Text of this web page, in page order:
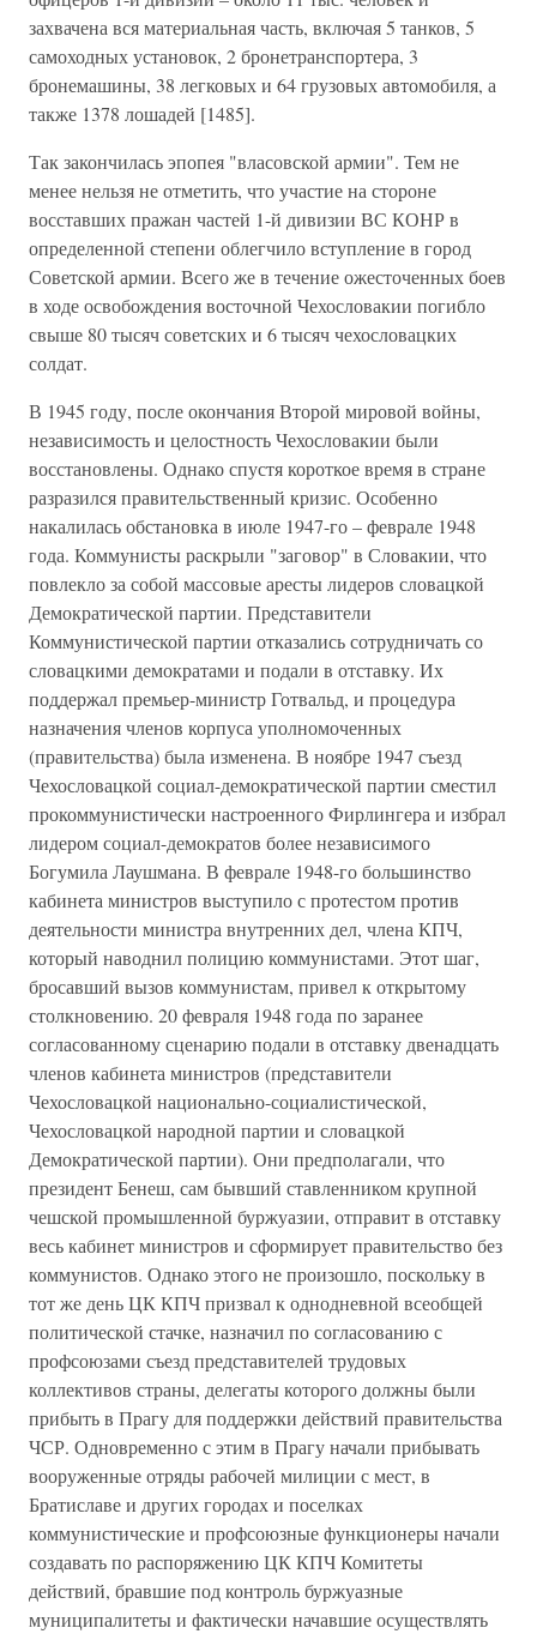
захвачена вся материальная часть, включая 5 танков, 5
самоходных установок, 2 бронетранспортера, 3
бронемашины, 38 легковых и 64 грузовых автомобиля, а
также 1378 лошадей [1485].
Так закончилась эпопея "власовской армии". Тем не
менее нельзя не отметить, что участие на стороне
восставших пражан частей 1-й дивизии ВС КОНР в
определенной степени облегчило вступление в город
Советской армии. Всего же в течение ожесточенных боев
в ходе освобождения восточной Чехословакии погибло
свыше 80 тысяч советских и 6 тысяч чехословацких
солдат.
В 1945 году, после окончания Второй мировой войны,
независимость и целостность Чехословакии были
восстановлены. Однако спустя короткое время в стране
разразился правительственный кризис. Особенно
накалилась обстановка в июле 1947-го – феврале 1948
года. Коммунисты раскрыли "заговор" в Словакии, что
повлекло за собой массовые аресты лидеров словацкой
Демократической партии. Представители
Коммунистической партии отказались сотрудничать со
словацкими демократами и подали в отставку. Их
поддержал премьер-министр Готвальд, и процедура
назначения членов корпуса уполномоченных
(правительства) была изменена. В ноябре 1947 съезд
Чехословацкой социал-демократической партии сместил
прокоммунистически настроенного Фирлингера и избрал
лидером социал-демократов более независимого
Богумила Лаушмана. В феврале 1948-го большинство
кабинета министров выступило с протестом против
деятельности министра внутренних дел, члена КПЧ,
который наводнил полицию коммунистами. Этот шаг,
бросавший вызов коммунистам, привел к открытому
столкновению. 20 февраля 1948 года по заранее
согласованному сценарию подали в отставку двенадцать
членов кабинета министров (представители
Чехословацкой национально-социалистической,
Чехословацкой народной партии и словацкой
Демократической партии). Они предполагали, что
президент Бенеш, сам бывший ставленником крупной
чешской промышленной буржуазии, отправит в отставку
весь кабинет министров и сформирует правительство без
коммунистов. Однако этого не произошло, поскольку в
тот же день ЦК КПЧ призвал к однодневной всеобщей
политической стачке, назначил по согласованию с
профсоюзами съезд представителей трудовых
коллективов страны, делегаты которого должны были
прибыть в Прагу для поддержки действий правительства
ЧСР. Одновременно с этим в Прагу начали прибывать
вооруженные отряды рабочей милиции с мест, в
Братиславе и других городах и поселках
коммунистические и профсоюзные функционеры начали
создавать по распоряжению ЦК КПЧ Комитеты
действий, бравшие под контроль буржуазные
муниципалитеты и фактически начавшие осуществлять